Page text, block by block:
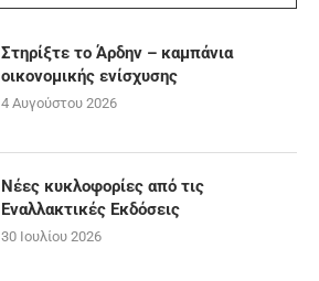
Στηρίξτε το Άρδην – καμπάνια
οικονομικής ενίσχυσης
4 Αυγούστου 2026
Νέες κυκλοφορίες από τις
Εναλλακτικές Εκδόσεις
30 Ιουλίου 2026